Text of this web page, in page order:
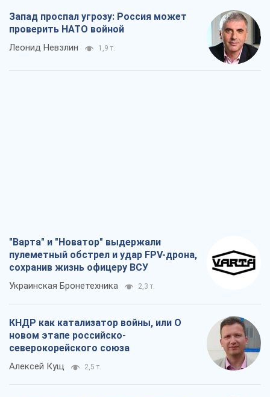
Запад проспал угрозу: Россия может
проверить НАТО войной
Леонид Невзлин 1,9 т.
"Варта" и "Новатор" выдержали
пулеметный обстрел и удар FPV-дрона,
сохранив жизнь офицеру ВСУ
Украинская Бронетехника 2,3 т.
КНДР как катализатор войны, или О
новом этапе российско-
северокорейского союза
Алексей Кущ 2,5 т.